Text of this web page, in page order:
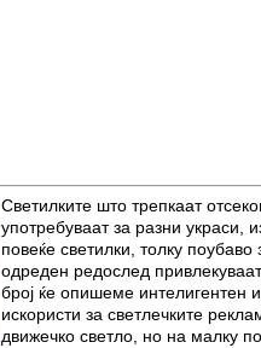
Светилките што трепкаат
употребуваат за разни украси,
повеќе светилки, толку
одреден редослед
број ќе опишеме интелигентен
искористи за светлечките
движечко светло, но на малку